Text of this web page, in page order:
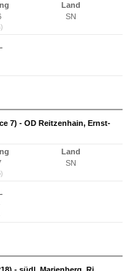
Land
SN
7) - OD Reitzenhain, Ernst-
Land
SN